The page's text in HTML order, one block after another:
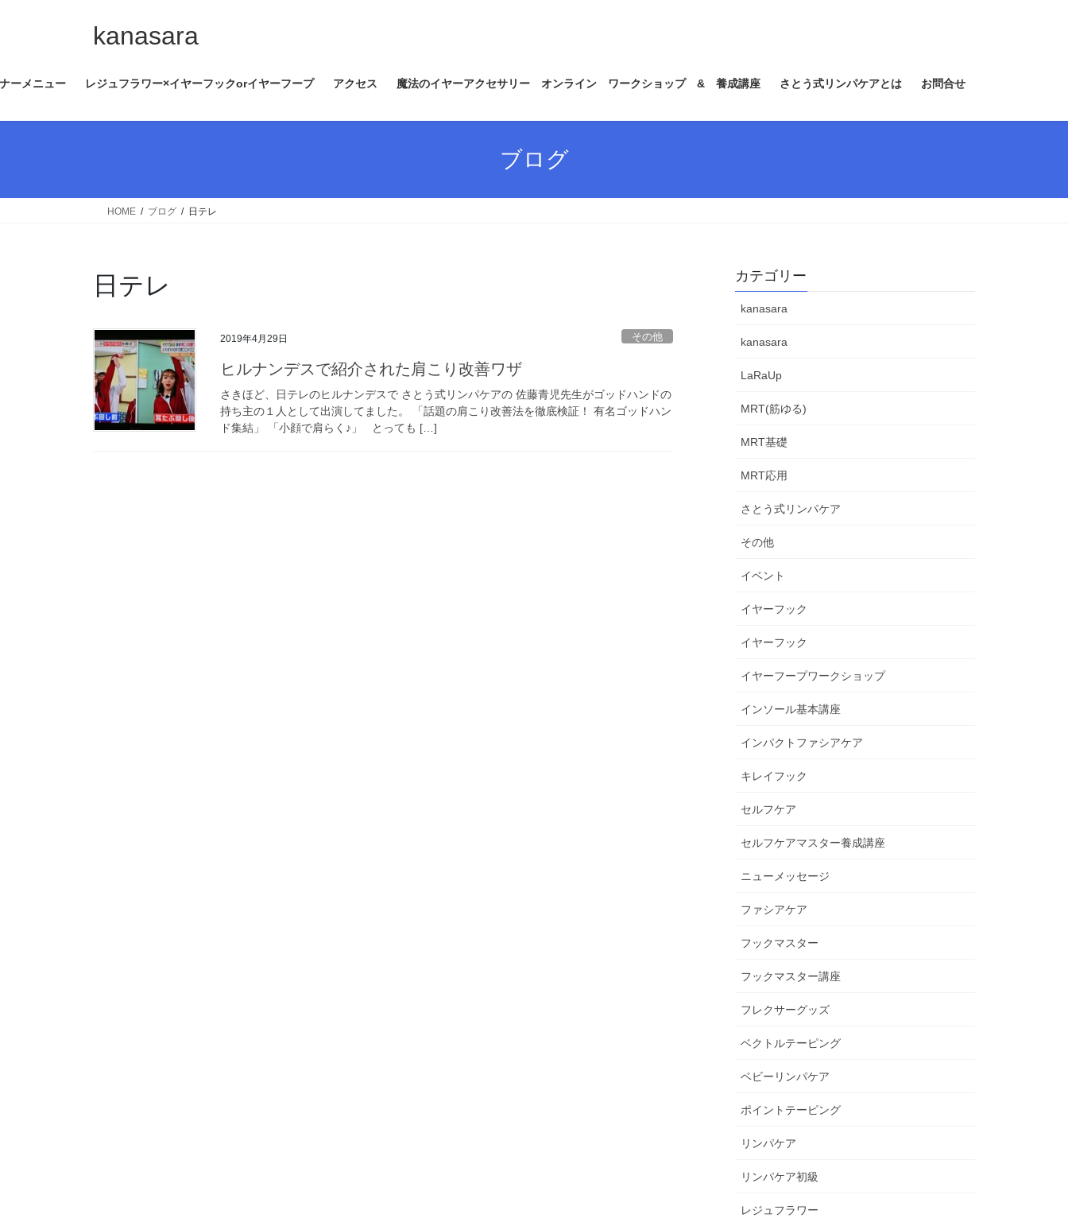
ツ
ス
シ
ン
kanasara
ーメニュー レジュフラワー×イヤーフックorイヤーフープ アクセス 魔法のイヤーアクセサリー オンライン ワークショップ & 養成講座 さとう式リンパケアとは お問合せ
ブログ
HOME ブログ 日テレ
日テレ
2019年4月29日 その他
ヒルナンデスで紹介された肩こり改善ワザ
さきほど、日テレのヒルナンデスで さとう式リンパケアの 佐藤青児先生がゴッドハンドの
持ち主の１人として出演してました。 「話題の肩こり改善法を徹底検証！ 有名ゴッドハン
ド集結」 「小顔で肩らく♪」 とっても […]
カテゴリー
kanasara
kanasara
LaRaUp
MRT(筋ゆる)
MRT基礎
MRT応用
さとう式リンパケア
その他
イベント
イヤーフック
イヤーフック
イヤーフープワークショップ
インソール基本講座
インパクトファシアケア
キレイフック
セルフケア
セルフケアマスター養成講座
ニューメッセージ
ファシアケア
フックマスター
フックマスター講座
フレクサーグッズ
ベクトルテーピング
ベビーリンパケア
ポイントテーピング
リンパケア
リンパケア初級
レジュフラワー